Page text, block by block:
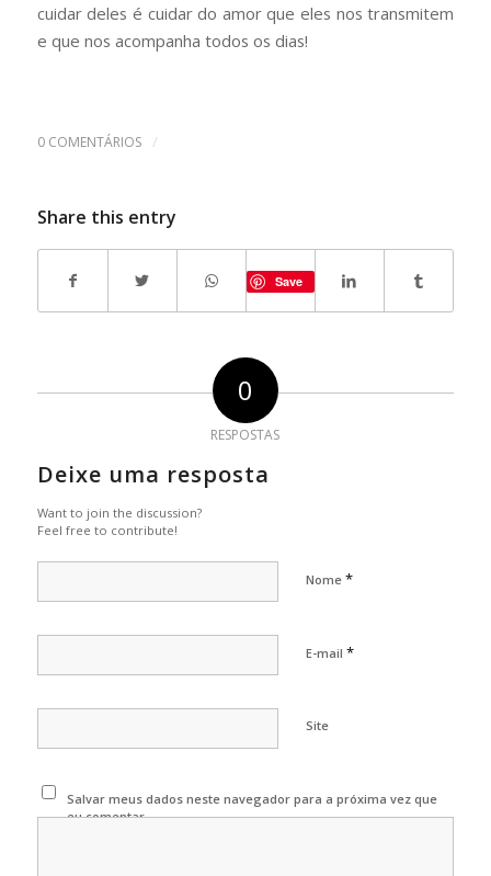
cuidar deles é cuidar do amor que eles nos transmitem
e que nos acompanha todos os dias!
0 COMENTÁRIOS /
Share this entry
Save
0
RESPOSTAS
Deixe uma resposta
Want to join the discussion?
Feel free to contribute!
Nome *
E-mail *
Site
Salvar meus dados neste navegador para a próxima vez que
eu comentar.